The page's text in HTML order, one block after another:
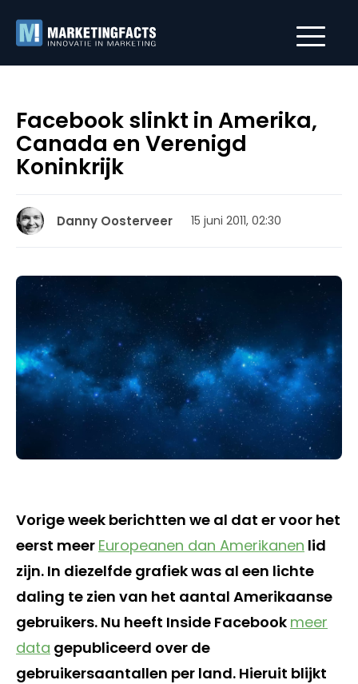
Facebook slinkt in Amerika,
Canada en Verenigd
Koninkrijk
Danny Oosterveer 15 juni 2011, 02:30
Vorige week berichtten we al dat er voor het
eerst meer Europeanen dan Amerikanen lid
zijn. In diezelfde grafiek was al een lichte
daling te zien van het aantal Amerikaanse
gebruikers. Nu heeft Inside Facebook meer
data gepubliceerd over de
gebruikersaantallen per land. Hieruit blijkt